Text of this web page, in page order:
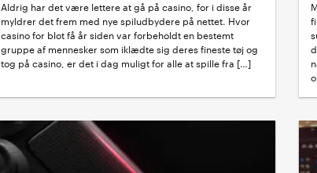
Aldrig har det være lettere at gå på casino, for i disse år
myldrer det frem med nye spiludbydere på nettet. Hvor
casino for blot få år siden var forbeholdt en bestemt
gruppe af mennesker som iklædte sig deres fineste tøj og
tog på casino, er det i dag muligt for alle at spille fra […]